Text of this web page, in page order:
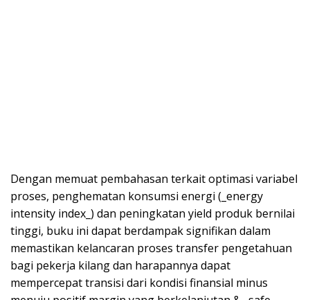
Dengan memuat pembahasan terkait optimasi variabel
proses, penghematan konsumsi energi (_energy
intensity index_) dan peningkatan yield produk bernilai
tinggi, buku ini dapat berdampak signifikan dalam
memastikan kelancaran proses transfer pengetahuan
bagi pekerja kilang dan harapannya dapat
mempercepat transisi dari kondisi finansial minus